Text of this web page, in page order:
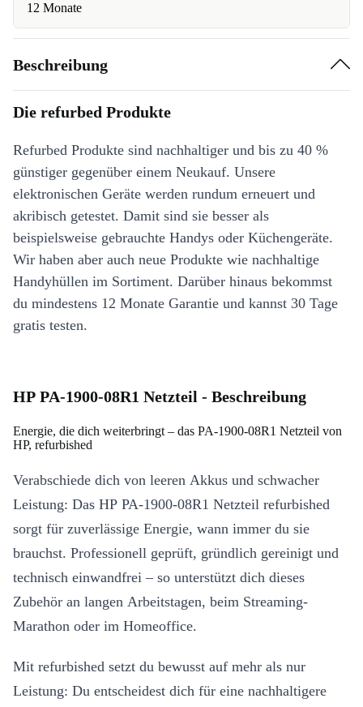
12 Monate
Beschreibung
Die refurbed Produkte
Refurbed Produkte sind nachhaltiger und bis zu 40 %
günstiger gegenüber einem Neukauf. Unsere
elektronischen Geräte werden rundum erneuert und
akribisch getestet. Damit sind sie besser als
beispielsweise gebrauchte Handys oder Küchengeräte.
Wir haben aber auch neue Produkte wie nachhaltige
Handyhüllen im Sortiment. Darüber hinaus bekommst
du mindestens 12 Monate Garantie und kannst 30 Tage
gratis testen.
HP PA-1900-08R1 Netzteil - Beschreibung
Energie, die dich weiterbringt – das PA-1900-08R1 Netzteil von
HP, refurbished
Verabschiede dich von leeren Akkus und schwacher
Leistung: Das HP PA-1900-08R1 Netzteil refurbished
sorgt für zuverlässige Energie, wann immer du sie
brauchst. Professionell geprüft, gründlich gereinigt und
technisch einwandfrei – so unterstützt dich dieses
Zubehör an langen Arbeitstagen, beim Streaming-
Marathon oder im Homeoffice.
Mit refurbished setzt du bewusst auf mehr als nur
Leistung: Du entscheidest dich für eine nachhaltigere